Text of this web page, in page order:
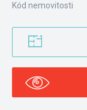
Kód nemovitosti